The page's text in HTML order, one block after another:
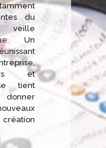
du
veille
Un
et
tient